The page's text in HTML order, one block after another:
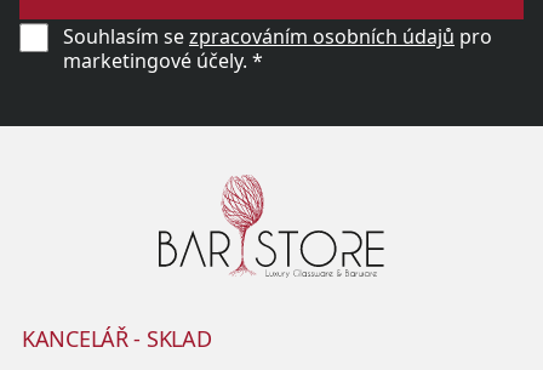
Souhlasím sezpracováním osobních údajů pro
marketingové účely. *
KANCELÁŘ - SKLAD